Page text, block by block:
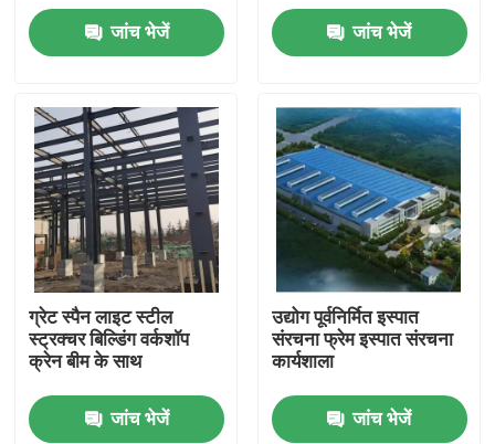
हमारे बारे में
गुणवत्ता नियंत्रण
एक उद्धरण का अनुरोध करें
इस्पात संरचना गोदाम
इस्पात संरचना कार्यशाला
हल्के इस्पात संरचना
जांच भेजें जांच भेजें
ग्रेट स्पैन लाइट स्टील
स्ट्रक्चर बिल्डिंग वर्कशॉप
क्रेन बीम के साथ
जांच भेजें
उद्योग पूर्वनिर्मित इस्पात
संरचना फ्रेम इस्पात संरचना
कार्यशाला
जांच भेजें